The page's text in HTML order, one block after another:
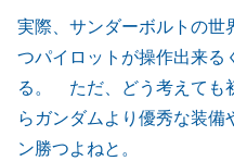
実際、サンダーボルトの世
つパイロットが操作出来
る。 ただ、どう考えても
らガンダムより優秀な装備
ン勝つよねと。